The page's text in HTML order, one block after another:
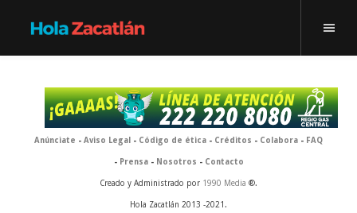
Anúnciate - Aviso Legal - Código de ética - Créditos - Colabora - FAQ
- Prensa- Nosotros - Contacto
Creado y Administrado por 1990 Media ®.
Hola Zacatlán 2013 -2021.